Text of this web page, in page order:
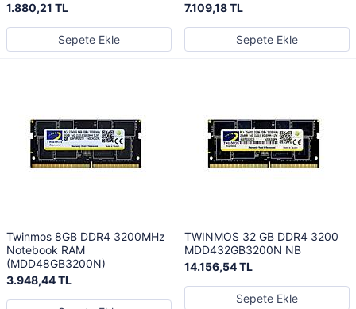
1.880,21 TL
Sepete Ekle
7.109,18 TL
Sepete Ekle
Twinmos 8GB DDR4 3200MHz
Notebook RAM
(MDD48GB3200N)
3.948,44 TL
TWINMOS 32 GB DDR4 3200
MDD432GB3200N NB
14.156,54 TL
Sepete Ekle